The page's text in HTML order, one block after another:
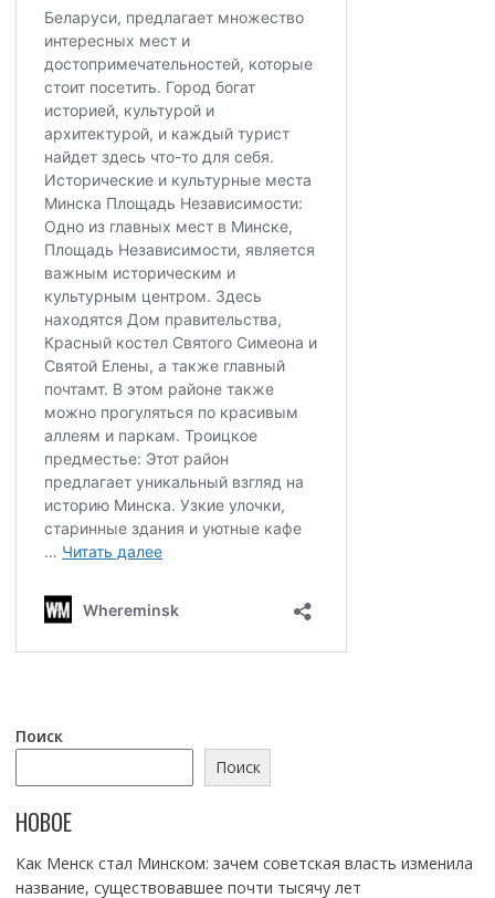
Поиск
Поиск
НОВОЕ
Как Менск стал Минском: зачем советская власть изменила
название, существовавшее почти тысячу лет